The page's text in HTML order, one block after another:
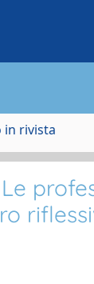
in rivista